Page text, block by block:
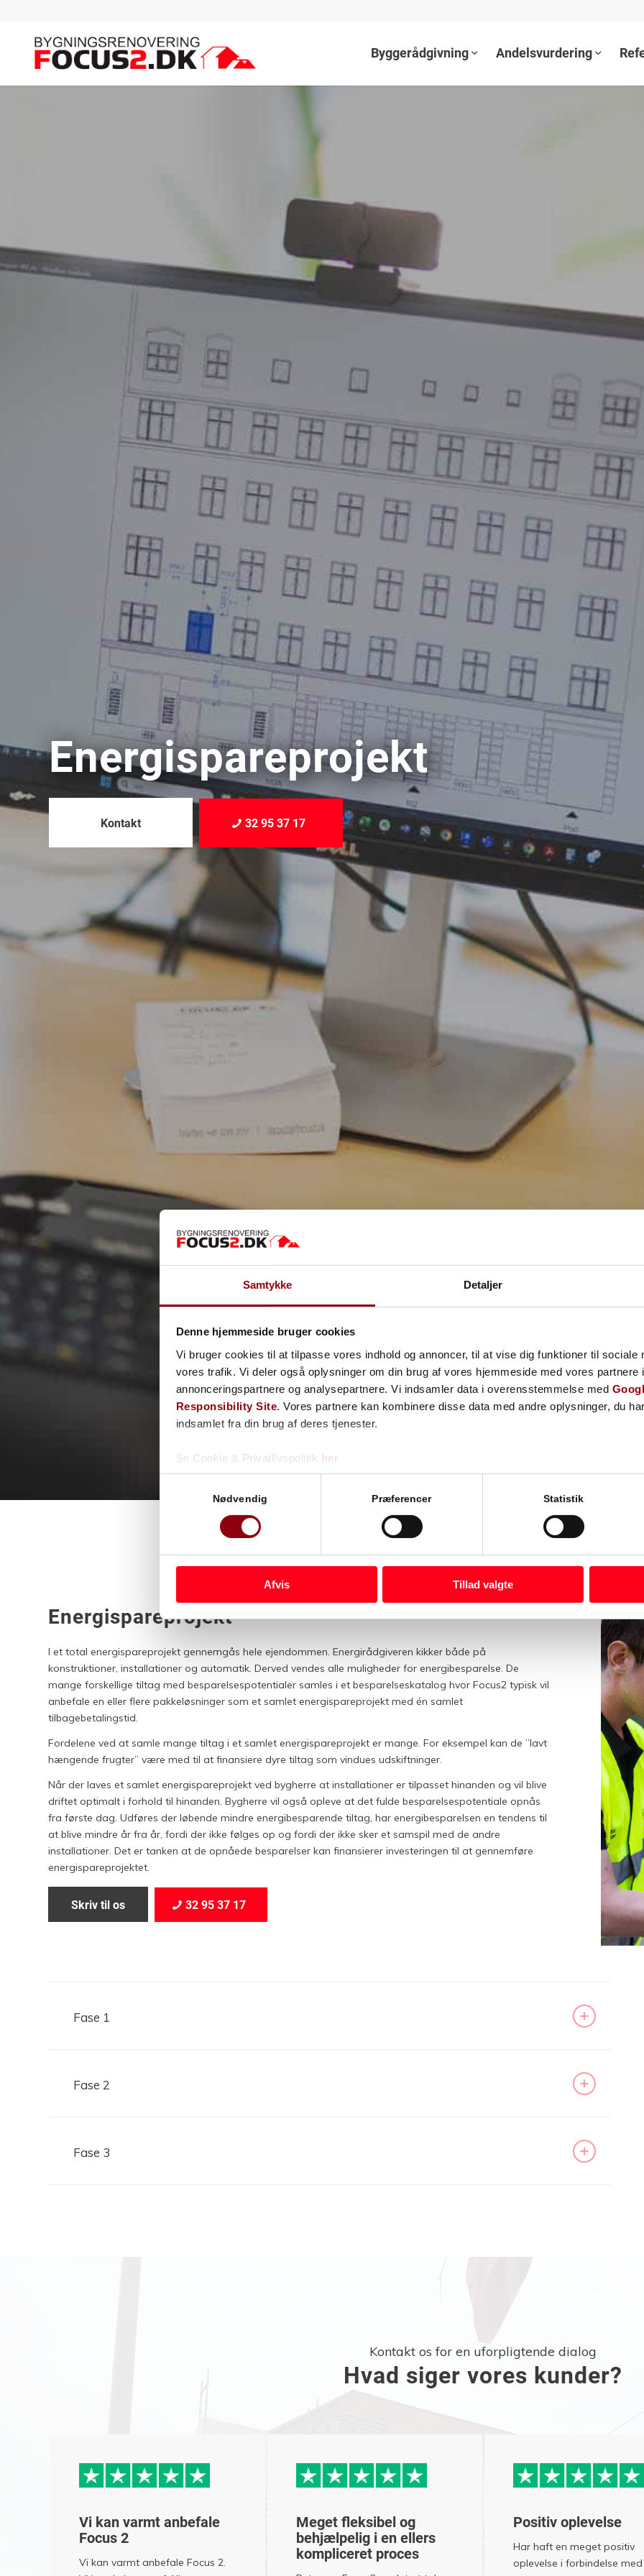
Samtykke Detaljer
Denne hjemmeside bruger cookies
Vi bruger cookies til at tilpasse vores indhold og annoncer, til at vise dig funktioner til sociale
vores trafik. Vi deler også oplysninger om din brug af vores hjemmeside med vores partnere
annonceringspartnere og analysepartnere. Vi indsamler data i overensstemmelse med
Responsibility Site. Vores partnere kan kombinere disse data med andre oplysninger, du
indsamlet fra din brug af deres tjenester.
Se Cookie & Privatlivspolitik her
Nødvendig Præferencer Statistik
Afvis Tillad valgte
Byggerådgivning Andelsvurdering
Energispareprojekt
Kontakt 32 95 37 17
Energispareprojekt
I et total energispareprojekt gennemgås hele ejendommen. Energirådgiveren kikker både på
konstruktioner, installationer og automatik. Derved vendes alle muligheder for energibesparelse. De
mange forskellige tiltag med besparelsespotentialer samles i et besparelseskatalog hvor Focus2 typisk vil
anbefale en eller flere pakkeløsninger som et samlet energispareprojekt med én samlet
tilbagebetalingstid.
Fordelene ved at samle mange tiltag i et samlet energispareprojekt er mange. For eksempel kan de ”lavt
hængende frugter” være med til at finansiere dyre tiltag som vindues udskiftninger.
Når der laves et samlet energispareprojekt ved bygherre at installationer er tilpasset hinanden og vil blive
driftet optimalt i forhold til hinanden. Bygherre vil også opleve at det fulde besparelsespotentiale opnås
fra første dag. Udføres der løbende mindre energibesparende tiltag, har energibesparelsen en tendens til
at blive mindre år fra år, fordi der ikke følges op og fordi der ikke sker et samspil med de andre
installationer. Det er tanken at de opnåede besparelser kan finansierer investeringen til at gennemføre
energispareprojektet.
Skriv til os 32 95 37 17
Fase 1
Fase 2
Fase 3
Kontakt os for en uforpligtende dialog
Hvad siger vores kunder?
Vi kan varmt anbefale
Focus 2
Vi kan varmt anbefale Focus 2.
Meget fleksibel og
behjælpelig i en ellers
kompliceret proces
Positiv oplevelse
Har haft en meget positiv
oplevelse i forbindelse